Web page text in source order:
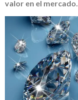
valor en el mercado.